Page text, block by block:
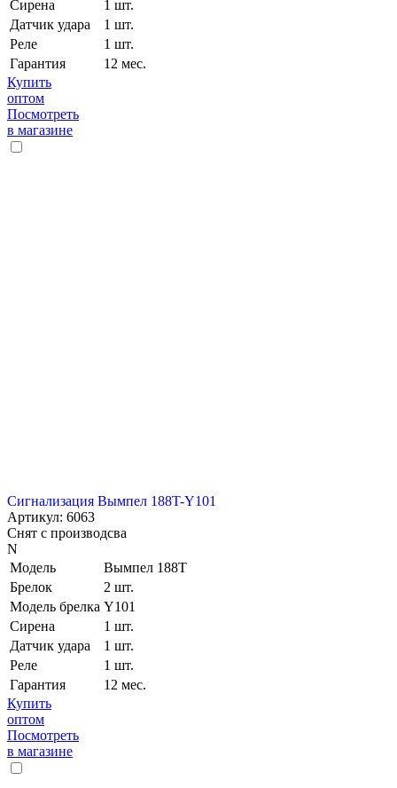
Сирена
1 шт.
Датчик удара
1 шт.
Реле
1 шт.
Гарантия
12 мес.
Купить
оптом
Посмотреть
в магазине
Сигнализация Вымпел 188T-Y101
Артикул: 6063
Снят с производсва
N
Модель
Вымпел 188T
Брелок
2 шт.
Модель брелка Y101
Сирена
1 шт.
Датчик удара
1 шт.
Реле
1 шт.
Гарантия
12 мес.
Купить
оптом
Посмотреть
в магазине